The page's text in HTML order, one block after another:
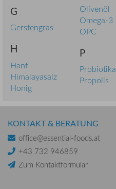
G
Gerstengras
H
Hanf
Himalayasalz
Honig
Olivenöl
Omega-3
OPC
P
Probiotika
Propolis
KONTAKT & BERATUNG
office@essential-foods.at
+43 732 946859
Zum Kontaktformular